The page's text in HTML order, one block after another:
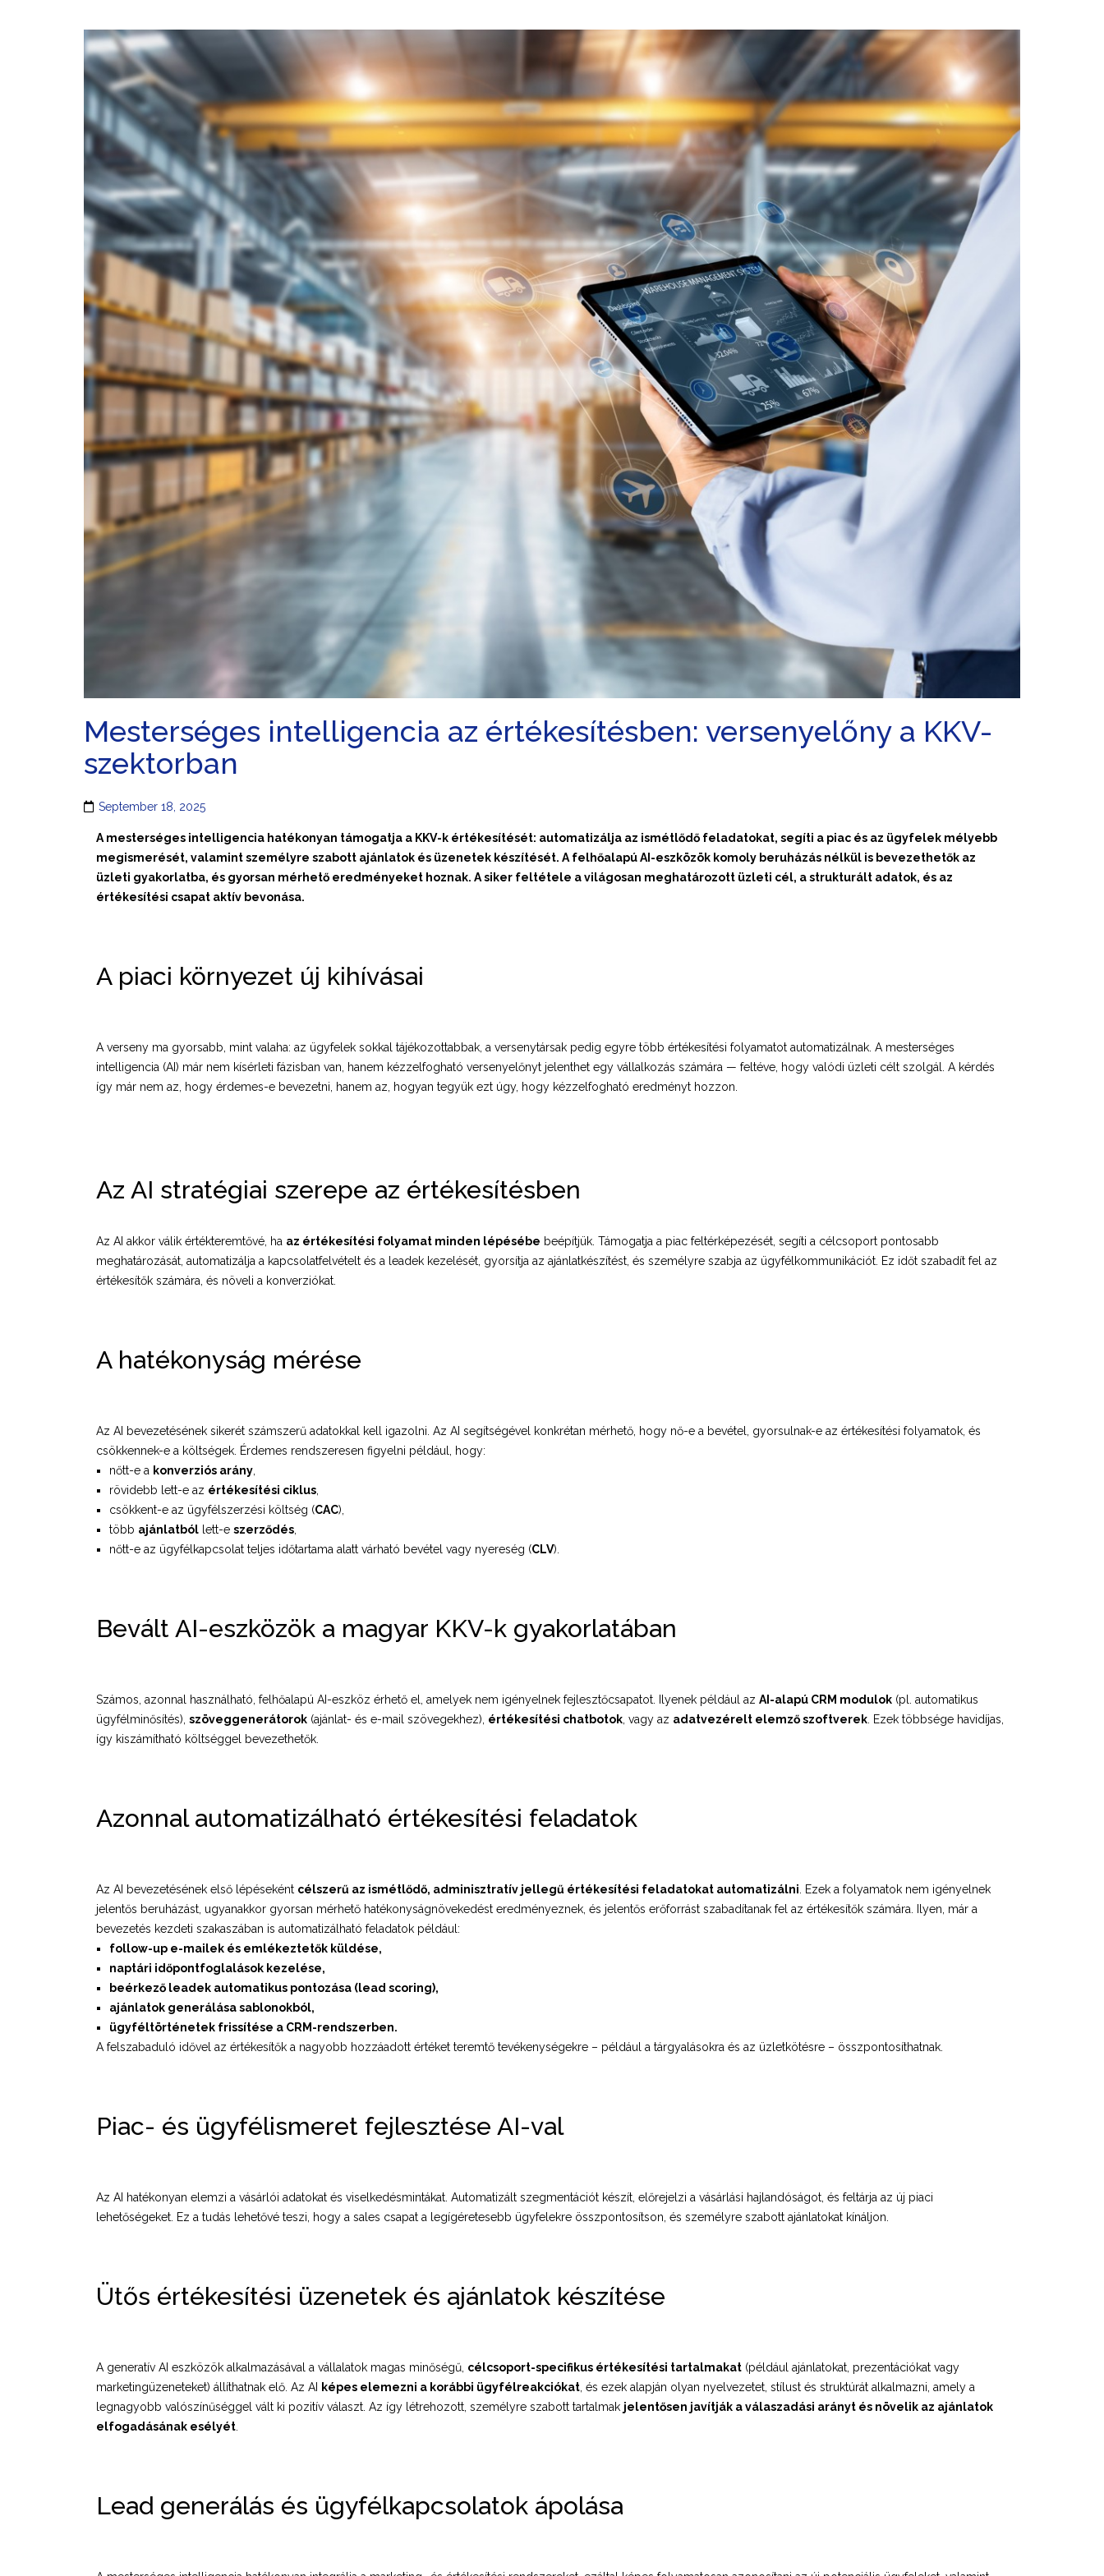
Mesterséges intelligencia az értékesítésben: versenyelőny a KKV-
szektorban
September 18, 2025
A mesterséges intelligencia hatékonyan támogatja a KKV-k értékesítését: automatizálja az ismétlődő feladatokat, segíti a piac és az ügyfelek mélyebb
megismerését, valamint személyre szabott ajánlatok és üzenetek készítését. A felhőalapú AI-eszközök komoly beruházás nélkül is bevezethetők az
üzleti gyakorlatba, és gyorsan mérhető eredményeket hoznak. A siker feltétele a világosan meghatározott üzleti cél, a strukturált adatok, és az
értékesítési csapat aktív bevonása.
A piaci környezet új kihívásai
A verseny ma gyorsabb, mint valaha: az ügyfelek sokkal tájékozottabbak, a versenytársak pedig egyre több értékesítési folyamatot automatizálnak. A mesterséges
intelligencia (AI) már nem kísérleti fázisban van, hanem kézzelfogható versenyelőnyt jelenthet egy vállalkozás számára — feltéve, hogy valódi üzleti célt szolgál. A kérdés
így már nem az, hogy érdemes-e bevezetni, hanem az, hogyan tegyük ezt úgy, hogy kézzelfogható eredményt hozzon.
Az AI stratégiai szerepe az értékesítésben
Az AI akkor válik értékteremtővé, ha az értékesítési folyamat minden lépésébe beépítjük. Támogatja a piac feltérképezését, segíti a célcsoport pontosabb
meghatározását, automatizálja a kapcsolatfelvételt és a leadek kezelését, gyorsítja az ajánlatkészítést, és személyre szabja az ügyfélkommunikációt. Ez időt szabadít fel az
értékesítők számára, és növeli a konverziókat.
A hatékonyság mérése
Az AI bevezetésének sikerét számszerű adatokkal kell igazolni. Az AI segítségével konkrétan mérhető, hogy nő-e a bevétel, gyorsulnak-e az értékesítési folyamatok, és
csökkennek-e a költségek. Érdemes rendszeresen figyelni például, hogy:
nőtt-e a konverziós arány
rövidebb lett-e az értékesítési ciklus
csökkent-e az ügyfélszerzési költség (CAC),
több ajánlatból lett-e szerződés
nőtt-e az ügyfélkapcsolat teljes időtartama alatt várható bevétel vagy nyereség (CLV).
Bevált AI-eszközök a magyar KKV-k gyakorlatában
Számos, azonnal használható, felhőalapú AI-eszköz érhető el, amelyek nem igényelnek fejlesztőcsapatot. Ilyenek például az AI-alapú CRM modulok (pl. automatikus
ügyfélminősítés), szöveggenerátorok (ajánlat- és e-mail szövegekhez), értékesítési chatbotok , vagy az adatvezérelt elemző szoftverek . Ezek többsége havidíjas,
így kiszámítható költséggel bevezethetők.
Azonnal automatizálható értékesítési feladatok
Az AI bevezetésének első lépéseként célszerű az ismétlődő, adminisztratív jellegű értékesítési feladatokat automatizálni . Ezek a folyamatok nem igényelnek
jelentős beruházást, ugyanakkor gyorsan mérhető hatékonyságnövekedést eredményeznek, és jelentős erőforrást szabadítanak fel az értékesítők számára. Ilyen, már a
bevezetés kezdeti szakaszában is automatizálható feladatok például:
follow-up e-mailek és emlékeztetők küldése,
naptári időpontfoglalások kezelése,
beérkező leadek automatikus pontozása (lead scoring),
ajánlatok generálása sablonokból,
ügyféltörténetek frissítése a CRM-rendszerben.
A felszabaduló idővel az értékesítők a nagyobb hozzáadott értéket teremtő tevékenységekre – például a tárgyalásokra és az üzletkötésre – összpontosíthatnak.
Piac- és ügyfélismeret fejlesztése AI-val
Az AI hatékonyan elemzi a vásárlói adatokat és viselkedésmintákat. Automatizált szegmentációt készít, előrejelzi a vásárlási hajlandóságot, és feltárja az új piaci
lehetőségeket. Ez a tudás lehetővé teszi, hogy a sales csapat a legígéretesebb ügyfelekre összpontosítson, és személyre szabott ajánlatokat kínáljon.
Ütős értékesítési üzenetek és ajánlatok készítése
A generatív AI eszközök alkalmazásával a vállalatok magas minőségű, célcsoport-specifikus értékesítési tartalmakat (például ajánlatokat, prezentációkat vagy
marketingüzeneteket) állíthatnak elő. Az AI
képes elemezni a korábbi ügyfélreakciókat , és ezek alapján olyan nyelvezetet, stílust és struktúrát alkalmazni, amely a
legnagyobb valószínűséggel vált ki pozitív választ. Az így létrehozott, személyre szabott tartalmak jelentősen javítják a válaszadási arányt és növelik az ajánlatok
elfogadásának esélyét
Lead generálás és ügyfélkapcsolatok ápolása